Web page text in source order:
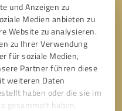
und Anzeigen zu
Medien anbieten zu
Website zu analysieren.
zu Ihrer Verwendung
für soziale Medien,
Partner führen diese
weiteren Daten
haben oder die sie im
gesammelt haben.